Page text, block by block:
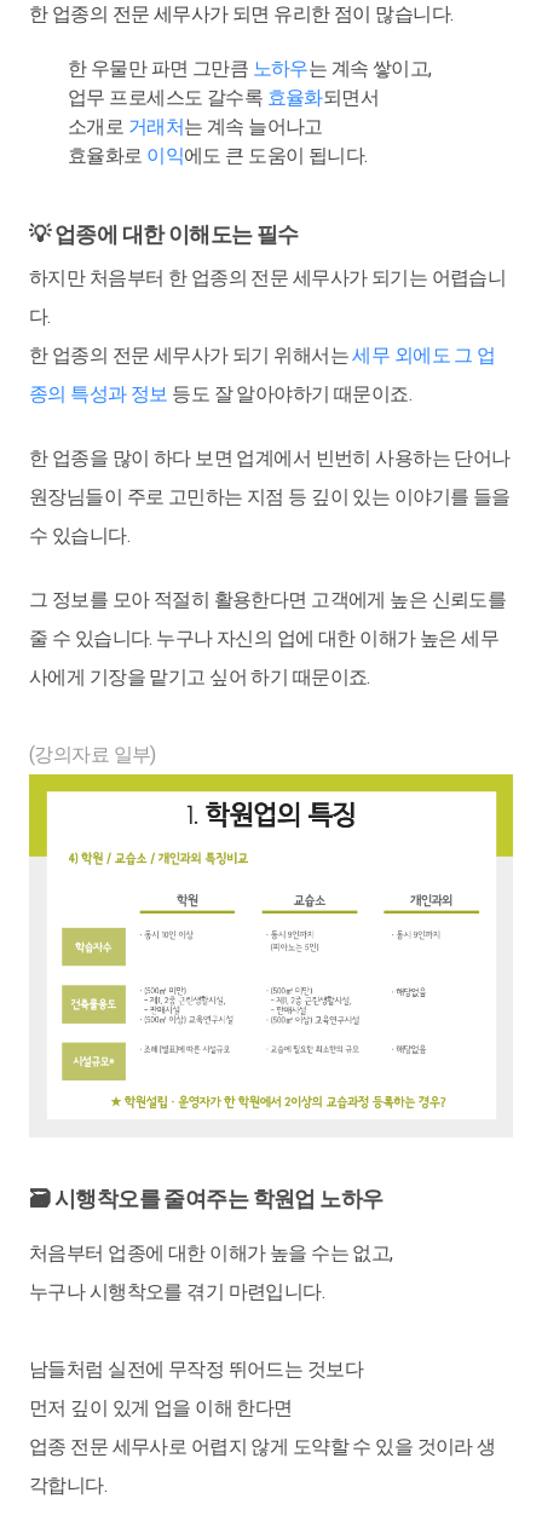
한 업종의 전문 세무사가 되면 유리한 점이 많습니다.
한 우물만 파면 그만큼 노하우는 계속 쌓이고,
업무 프로세스도 갈수록 효율화되면서
소개로 거래처는 계속 늘어나고
효율화로 이익에도 큰 도움이 됩니다.
💡 업종에 대한 이해도는 필수
하지만 처음부터 한 업종의 전문 세무사가 되기는 어렵습니
다.
한 업종의 전문 세무사가 되기 위해서는세무 외에도 그 업
종의 특성과 정보 등도 잘 알아야하기 때문이죠.
한 업종을 많이 하다 보면 업계에서 빈번히 사용하는 단어나
원장님들이 주로 고민하는 지점 등 깊이 있는 이야기를 들을
수 있습니다.
그 정보를 모아 적절히 활용한다면 고객에게 높은 신뢰도를
줄 수 있습니다. 누구나 자신의 업에 대한 이해가 높은 세무
사에게 기장을 맡기고 싶어 하기 때문이죠.
(강의자료 일부)
🗃 시행착오를 줄여주는 학원업 노하우
처음부터 업종에 대한 이해가 높을 수는 없고,
누구나 시행착오를 겪기 마련입니다.
남들처럼 실전에 무작정 뛰어드는 것보다
먼저 깊이 있게 업을 이해 한다면
업종 전문 세무사로 어렵지 않게 도약할 수 있을 것이라 생
각합니다.